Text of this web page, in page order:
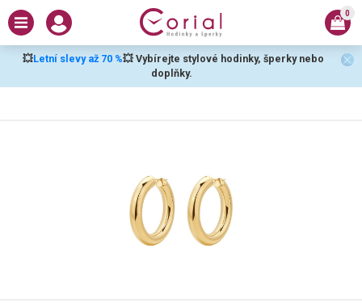
💥Letní slevy až 70 %💥 Vybírejte stylové hodinky, šperky nebo
doplňky.
0